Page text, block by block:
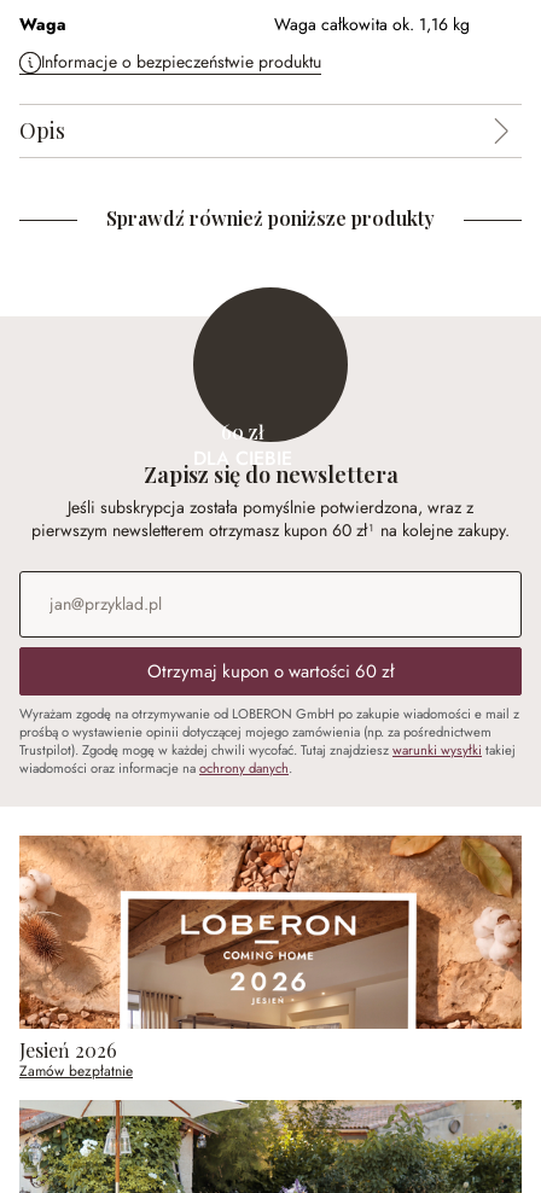
Waga
Waga całkowita ok. 1,16 kg
Informacje o bezpieczeństwie produktu
Opis
Sprawdź również poniższe produkty
60 zł
DLA CIEBIE
Zapisz się do newslettera
Jeśli subskrypcja została pomyślnie potwierdzona, wraz z
pierwszym newsletterem otrzymasz kupon 60 zł¹ na kolejne zakupy.
Adres e-mail
Otrzymaj kupon o wartości 60 zł
Wyrażam zgodę na otrzymywanie od LOBERON GmbH po zakupie wiadomości e mail z
prośbą o wystawienie opinii dotyczącej mojego zamówienia (np. za pośrednictwem
Trustpilot). Zgodę mogę w każdej chwili wycofać. Tutaj znajdzieszwarunki wysyłki takiej
wiadomości oraz informacje naochrony danych.
Jesień 2026
Zamów bezpłatnie